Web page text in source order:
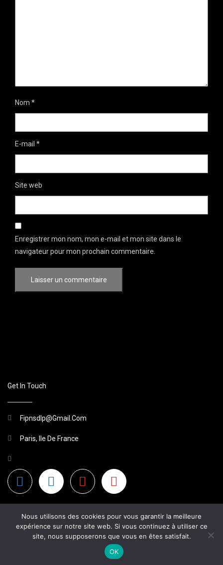
Nom *
E-mail *
Site web
Enregistrer mon nom, mon e-mail et mon site dans le
navigateur pour mon prochain commentaire.
Get In Touch
Fipnsdlp@gmail.com
Paris, Ile De France
2026 Site Non Officiel
Nous utilisons des cookies pour vous garantir la meilleure
expérience sur notre site web. Si vous continuez à utiliser ce
site, nous supposerons que vous en êtes satisfait.
OK